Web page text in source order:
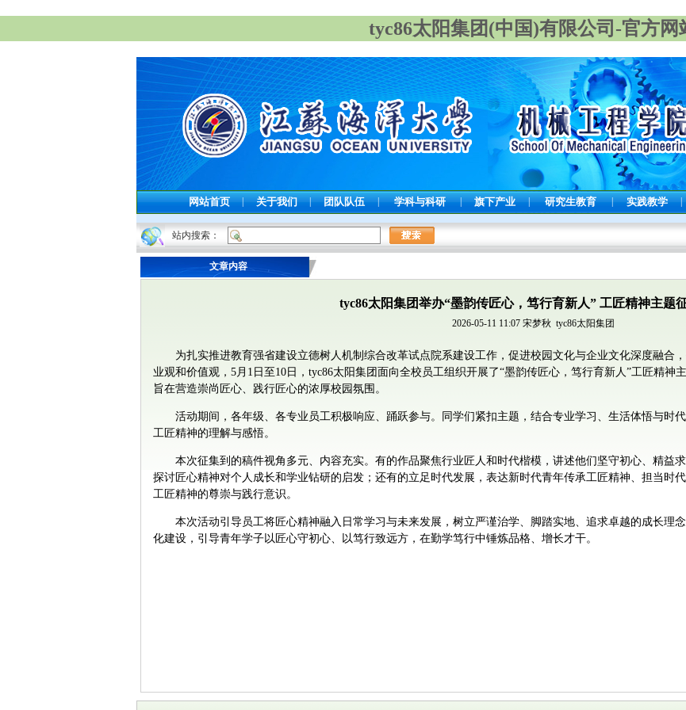
tyc86太阳集团(中国)有限公司-官方网
网站首页 | 关于我们 | 团队队伍 | 学科与科研 | 旗下产业 | 研究生教育 | 实践教学 |
站内搜索：
文章内容
tyc86太阳集团举办“墨韵传匠心，笃行育新人” 工匠精神主题
2026-05-11 11:07 宋梦秋 tyc86太阳集团
为扎实推进教育强省建设立德树人机制综合改革试点院系建设工作，促进校园文化与企业文化深度融合
业观和价值观，5月1日至10日，tyc86太阳集团面向全校员工组织开展了“墨韵传匠心，笃行育新人”工匠精神
旨在营造崇尚匠心、践行匠心的浓厚校园氛围。
活动期间，各年级、各专业员工积极响应、踊跃参与。同学们紧扣主题，结合专业学习、生活体悟与时
工匠精神的理解与感悟。
本次征集到的稿件视角多元、内容充实。有的作品聚焦行业匠人和时代楷模，讲述他们坚守初心、精益
探讨匠心精神对个人成长和学业钻研的启发；还有的立足时代发展，表达新时代青年传承工匠精神、担当时
工匠精神的尊崇与践行意识。
本次活动引导员工将匠心精神融入日常学习与未来发展，树立严谨治学、脚踏实地、追求卓越的成长理
化建设，引导青年学子以匠心守初心、以笃行致远方，在勤学笃行中锤炼品格、增长才干。